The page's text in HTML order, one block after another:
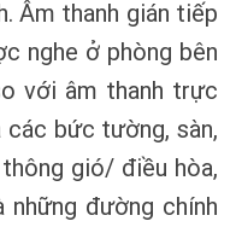
Âm thanh gián tiếp
nghe ở phòng bên
với âm thanh trực
bức tường, sàn,
gió/ điều hòa,
đường chính